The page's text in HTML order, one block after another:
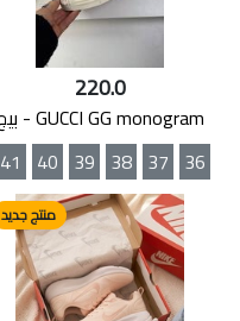
220.0
GUCCI GG monogram - بيج
36
37
38
39
40
41
منتج جديد